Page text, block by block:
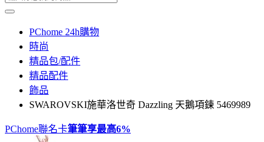
PChome 24h購物
時尚
精品包/配件
精品配件
飾品
SWAROVSKI施華洛世奇 Dazzling 天鵝項鍊 5469989
PChome聯名卡筆筆享最高6%